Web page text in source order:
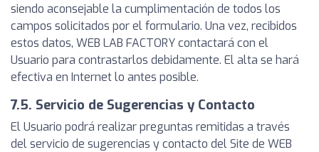
siendo aconsejable la cumplimentación de todos los
campos solicitados por el formulario. Una vez, recibidos
estos datos, WEB LAB FACTORY contactará con el
Usuario para contrastarlos debidamente. El alta se hará
efectiva en Internet lo antes posible.
7.5. Servicio de Sugerencias y Contacto
El Usuario podrá realizar preguntas remitidas a través
del servicio de sugerencias y contacto del Site de WEB